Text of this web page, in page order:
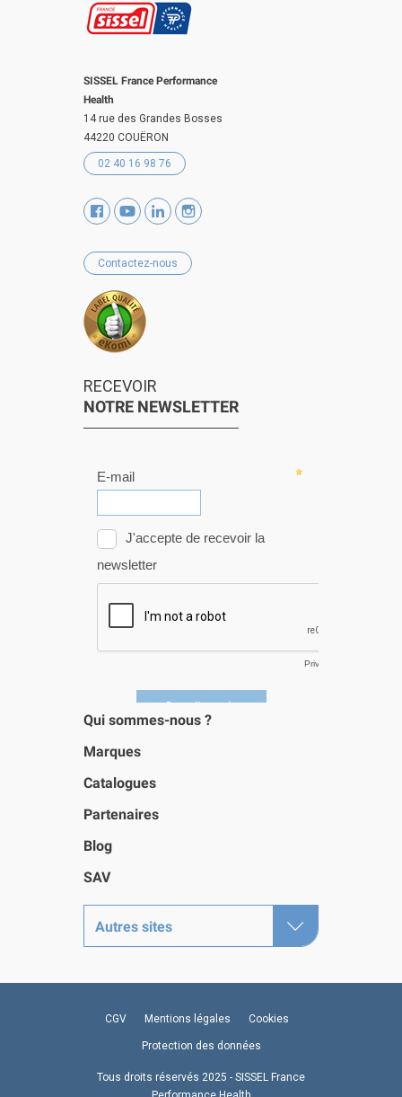
SISSEL France Performance
Health
14 rue des Grandes Bosses
44220 COUËRON
02 40 16 98 76
Contactez-nous
RECEVOIR
NOTRE NEWSLETTER
Qui sommes-nous ?
Marques
Catalogues
Partenaires
Blog
SAV
Autres sites
CGV Mentions légales Cookies
Protection des données
Tous droits réservés 2025 - SISSEL France